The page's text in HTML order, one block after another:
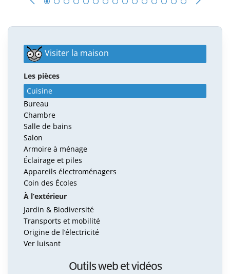
Visiter la maison
Les pièces
Cuisine
Bureau
Chambre
Salle de bains
Salon
Armoire à ménage
Éclairage et piles
Appareils électroménagers
Coin des Écoles
À l’extérieur
Jardin & Biodiversité
Transports et mobilité
Origine de l’électricité
Ver luisant
Outils web et vidéos